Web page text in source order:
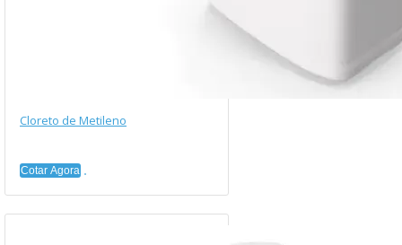
Cloreto de Metileno
Cotar Agora